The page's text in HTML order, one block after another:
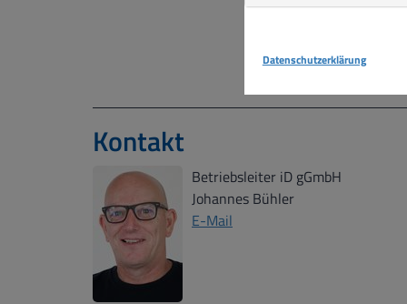
Kontakt
Betriebsleiter iD gGmbH
Johannes Bühler
E-Mail
Datenschutzerklärung